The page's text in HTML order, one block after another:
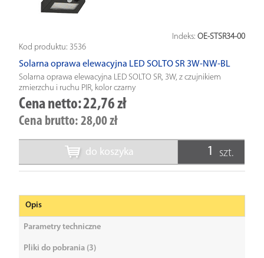
Indeks: OE-STSR34-00
Kod produktu: 3536
Solarna oprawa elewacyjna LED SOLTO SR 3W-NW-BL
Solarna oprawa elewacyjna LED SOLTO SR, 3W, z czujnikiem
zmierzchu i ruchu PIR, kolor czarny
Cena netto:22,76 zł
Cena brutto: 28,00 zł
do koszyka szt.
Opis
Parametry techniczne
Pliki do pobrania (3)